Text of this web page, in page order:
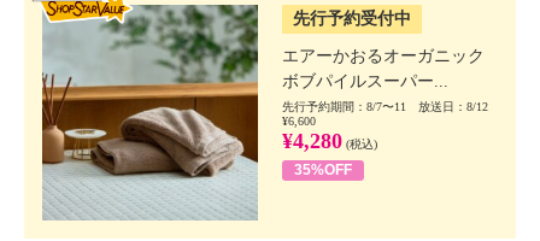
先行予約受付中
エアーかおるオーガニック
ボブパイルスーパー...
先行予約期間：8/7〜11 放送日：8/12
¥6,600
¥4,280 (税込)
35%OFF